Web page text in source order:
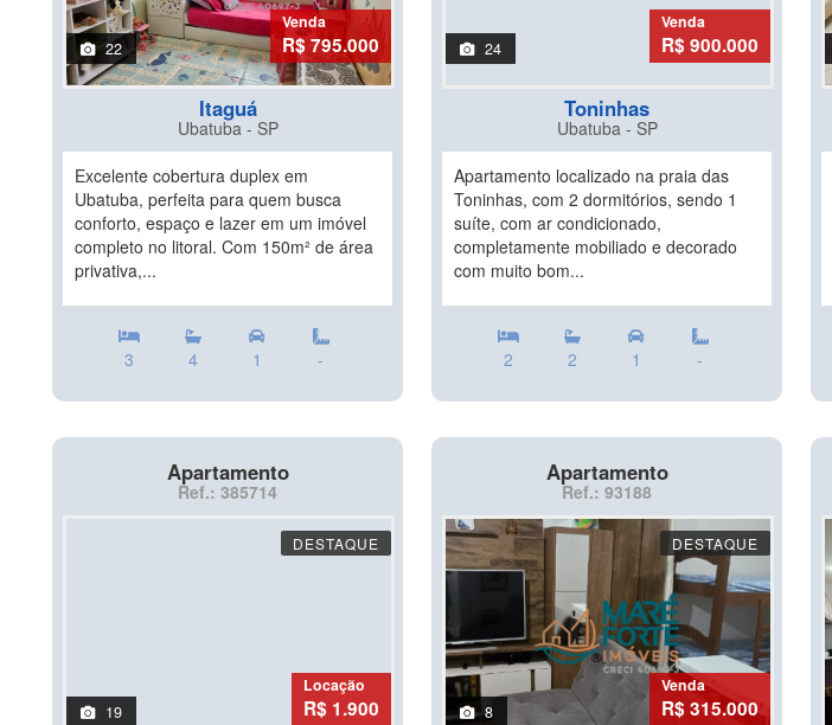
22
Venda
R$ 795.000
Itaguá
Ubatuba - SP
Excelente cobertura duplex em
Ubatuba, perfeita para quem busca
conforto, espaço e lazer em um imóvel
completo no litoral. Com 150m² de área
privativa,...
3 4 1 -
24
Venda
R$ 900.000
Toninhas
Ubatuba - SP
Apartamento localizado na praia das
Toninhas, com 2 dormitórios, sendo 1
suíte, com ar condicionado,
completamente mobiliado e decorado
com muito bom...
2 2 1 -
Apartamento
Ref.: 385714
DESTAQUE
19
Locação
R$ 1.900
Apartamento
Ref.: 93188
DESTAQUE
8
Venda
R$ 315.000